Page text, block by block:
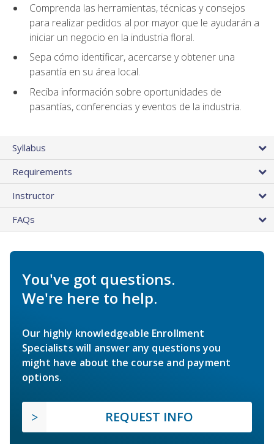
Comprenda las herramientas, técnicas y consejos
para realizar pedidos al por mayor que le ayudarán a
iniciar un negocio en la industria floral.
Sepa cómo identificar, acercarse y obtener una
pasantía en su área local.
Reciba información sobre oportunidades de
pasantías, conferencias y eventos de la industria.
Syllabus
Requirements
Instructor
FAQs
You've got questions.
We're here to help.
Our highly knowledgeable Enrollment
Specialists will answer any questions you
might have about the course and payment
options.
REQUEST INFO